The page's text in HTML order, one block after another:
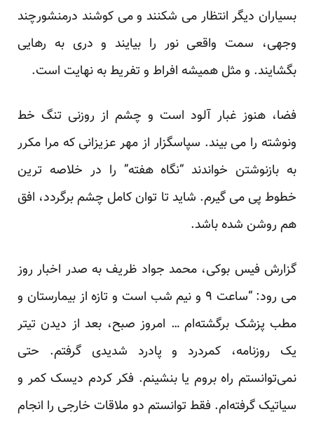
بسیاران دیگر انتظار می شکنند و می کوشند درمنشورچند
وجهی، سمت واقعی نور را بیایند و دری به رهایی
بگشایند. و مثل همیشه افراط و تفریط به نهایت است.
فضا، هنوز غبار آلود است و چشم از روزنی تنگ خط
ونوشته را می بیند. سپاسگزار از مهر عزیزانی که مرا مکرر
به بازنوشتن خواندند “نگاه هفته” را در خلاصه ترین
خطوط پی می گیرم. شاید تا توان کامل چشم برگردد، افق
هم روشن شده باشد.
گزارش فیس بوکی، محمد جواد ظریف به صدر اخبار روز
می رود: “ساعت ۹ و نیم شب است و تازه از بیمارستان و
مطب پزشک برگشته‌ام … امروز صبح، بعد از دیدن تیتر
یک روزنامه، کمردرد و پادرد شدیدی گرفتم. حتی
نمی‌توانستم راه بروم یا بنشینم. فکر کردم دیسک کمر و
سیاتیک گرفته‌ام. فقط توانستم دو ملاقات خارجی را انجام